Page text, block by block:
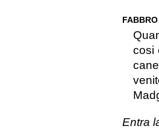
FABBRO
cosi
Entra